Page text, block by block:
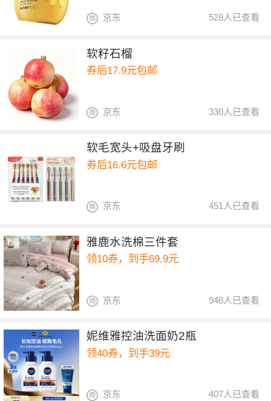
528人已查看
京东
软籽石榴
券后17.9元包邮
330人已查看
京东
软毛宽头+吸盘牙刷
券后16.6元包邮
451人已查看
京东
雅鹿水洗棉三件套
领10券，到手69.9元
946人已查看
京东
妮维雅控油洗面奶2瓶
领40券，到手39元
407人已查看
京东